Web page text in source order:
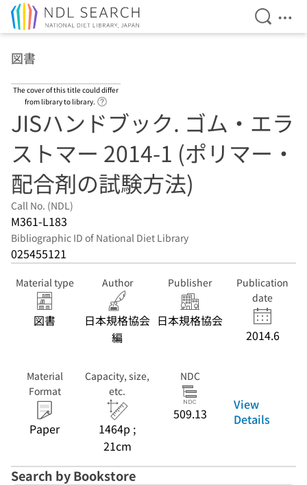
Open
図書
The cover of this title could differ
from library to library.
JISハンドブック. ゴム・エラ
ストマー 2014-1 (ポリマー・
配合剤の試験方法)
Call No. (NDL)
M361-L183
Bibliographic ID of National Diet Library
025455121
Material type
図書
Author
日本規格協会
編
Publisher
日本規格協会
Publication
date
2014.6
Material
Format
Paper
Capacity, size,
etc.
1464p ;
21cm
NDC
509.13
View
Details
Search by Bookstore